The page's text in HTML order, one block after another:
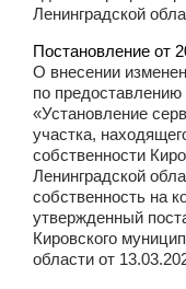
Ленинградской
Постановление от
О внесении
по
«Установление
участка,
собственности
Ленинградской
собственность на
утвержденный
Кировского
области от